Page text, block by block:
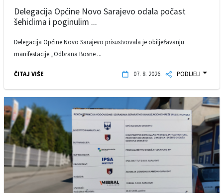
Delegacija Općine Novo Sarajevo odala počast
šehidima i poginulim ...
Delegacija Općine Novo Sarajevo prisustvovala je obilježavanju
manifestacije „Odbrana Bosne ...
ČITAJ VIŠE 07. 8. 2026. PODIJELI